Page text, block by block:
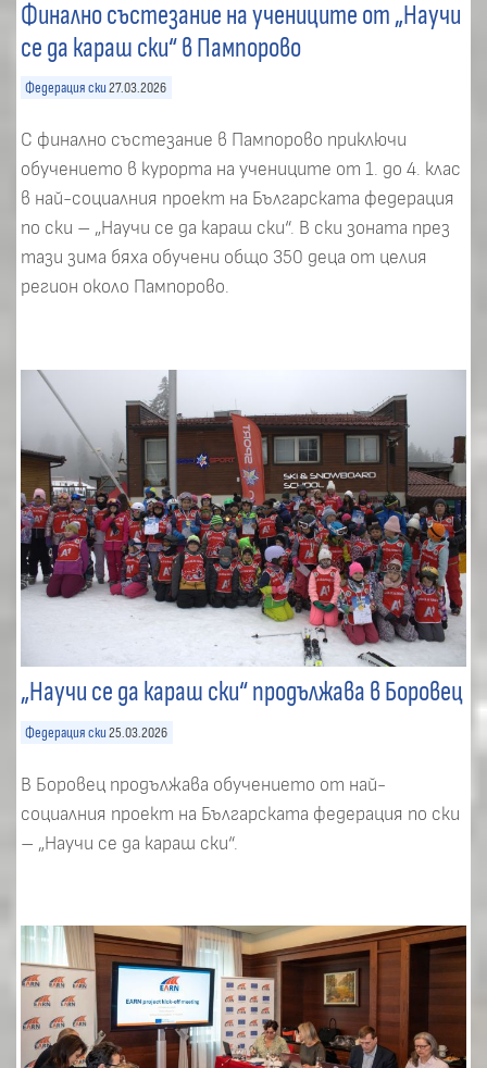
Финално състезание на учениците от „Научи
се да караш ски“ в Пампорово
Федерация ски 27.03.2026
С финално състезание в Пампорово приключи
обучението в курорта на учениците от 1. до 4. клас
в най-социалния проект на Българската федерация
по ски – „Научи се да караш ски“. В ски зоната през
тази зима бяха обучени общо 350 деца от целия
регион около Пампорово.
„Научи се да караш ски“ продължава в Боровец
Федерация ски 25.03.2026
В Боровец продължава обучението от най-
социалния проект на Българската федерация по ски
– „Научи се да караш ски“.